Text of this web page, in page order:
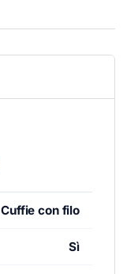
Cuffie con filo
Sì